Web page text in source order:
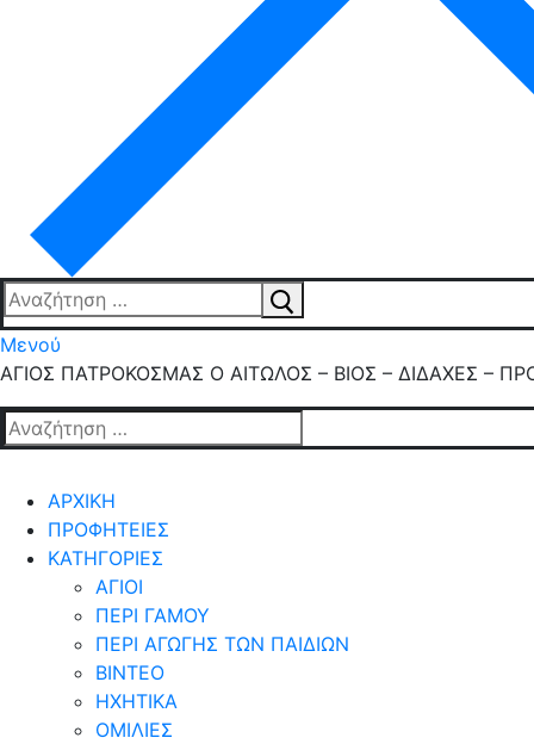
Αναζήτηση
για:
Μενού
ΑΓΙΟΣ ΠΑΤΡΟΚΟΣΜΑΣ Ο ΑΙΤΩΛΟΣ – ΒΙΟΣ – ΔΙΔΑΧΕΣ –
Αναζήτηση
για:
ΑΡΧΙΚΗ
ΠΡΟΦΗΤΕΙΕΣ
ΚΑΤΗΓΟΡΙΕΣ
ΑΓΙΟΙ
ΠΕΡΙ ΓΑΜΟΥ
ΠΕΡΙ ΑΓΩΓΗΣ ΤΩΝ ΠΑΙΔΙΩΝ
ΒΙΝΤΕΟ
ΗΧΗΤΙΚΑ
ΟΜΙΛΙΕΣ